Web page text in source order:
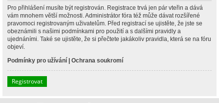
Pro přihlášení musíte být registrován. Registrace trvá jen pár vteřin a dává
vám mnohem větší možnosti. Administrátor fóra též může dávat rozšířené
pravomoci registrovaným uživatelům. Před registrací se ujistěte, že jste se
obeznámili s našimi podmínkami pro použití a s dalšími pravidly a
ujednáními. Také se ujistěte, že si přečtete jakákoliv pravidla, která se na fóru
objeví.
Podmínky pro užívání | Ochrana soukromí
Registrovat